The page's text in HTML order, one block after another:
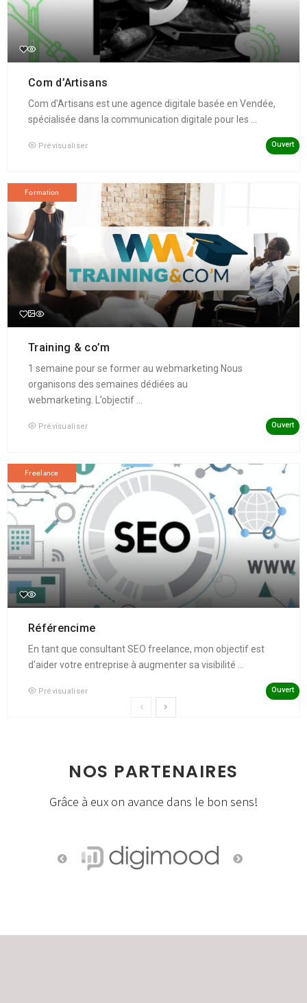
Com d’Artisans
Com d'Artisans est une agence digitale basée en Vendée,
spécialisée dans la communication digitale pour les ...
Prévisualiser Ouvert
Formation
Training & co’m
1 semaine pour se former au webmarketing Nous
organisons des semaines dédiées au
webmarketing. L’objectif ...
Prévisualiser Ouvert
Freelance
Référencime
En tant que consultant SEO freelance, mon objectif est
d'aider votre entreprise à augmenter sa visibilité ...
Prévisualiser Ouvert
NOS PARTENAIRES
Grâce à eux on avance dans le bon sens!